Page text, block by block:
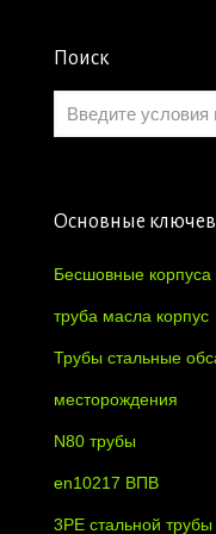
Поиск
Основные
Бесшовные корпуса
труба масла корпус
Трубы стальные
месторождения
N80 трубы
en10217 ВПВ
3PE стальной трубы